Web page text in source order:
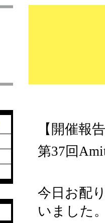
【開催報
第37回
今日お配
いました